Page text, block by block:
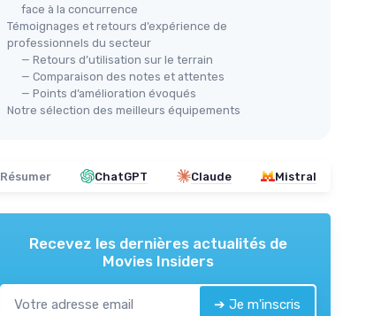
face à la concurrence
Témoignages et retours d’expérience de
professionnels du secteur
— Retours d’utilisation sur le terrain
— Comparaison des notes et attentes
— Points d’amélioration évoqués
Notre sélection des meilleurs équipements
Résumer ChatGPT Claude Mistral
Recevez les dernières actualités de
Movies Insiders
➔ Je m'inscris